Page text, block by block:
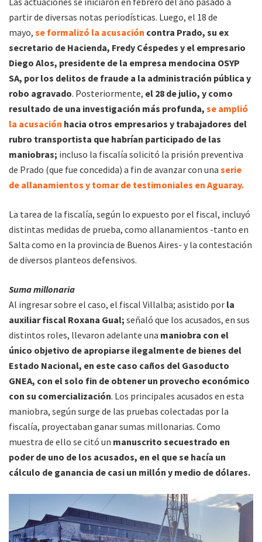
partir de diversas notas periodísticas. Luego, el 18 de
mayo, se formalizó la acusación contra Prado, su ex
secretario de Hacienda, Fredy Céspedes y el empresario
Diego Alos, presidente de la empresa mendocina OSYP
SA, por los delitos de fraude a la administración pública y
robo agravado. Posteriormente, el 28 de julio, y como
resultado de una investigación más profunda, se amplió
la acusación hacia otros empresarios y trabajadores del
rubro transportista que habrían participado de las
maniobras; incluso la fiscalía solicitó la prisión preventiva
de Prado (que fue concedida) a fin de avanzar con una serie
de allanamientos y tomar de testimoniales en Aguaray.
La tarea de la fiscalía, según lo expuesto por el fiscal, incluyó
distintas medidas de prueba, como allanamientos -tanto en
Salta como en la provincia de Buenos Aires- y la contestación
de diversos planteos defensivos.
Suma millonaria
Al ingresar sobre el caso, el fiscal Villalba; asistido por la
auxiliar fiscal Roxana Gual; señaló que los acusados, en sus
distintos roles, llevaron adelante una maniobra con el
único objetivo de apropiarse ilegalmente de bienes del
Estado Nacional, en este caso caños del Gasoducto
GNEA, con el solo fin de obtener un provecho económico
con su comercialización. Los principales acusados en esta
maniobra, según surge de las pruebas colectadas por la
fiscalía, proyectaban ganar sumas millonarias. Como
muestra de ello se citó un manuscrito secuestrado en
poder de uno de los acusados, en el que se hacía un
cálculo de ganancia de casi un millón y medio de dólares.